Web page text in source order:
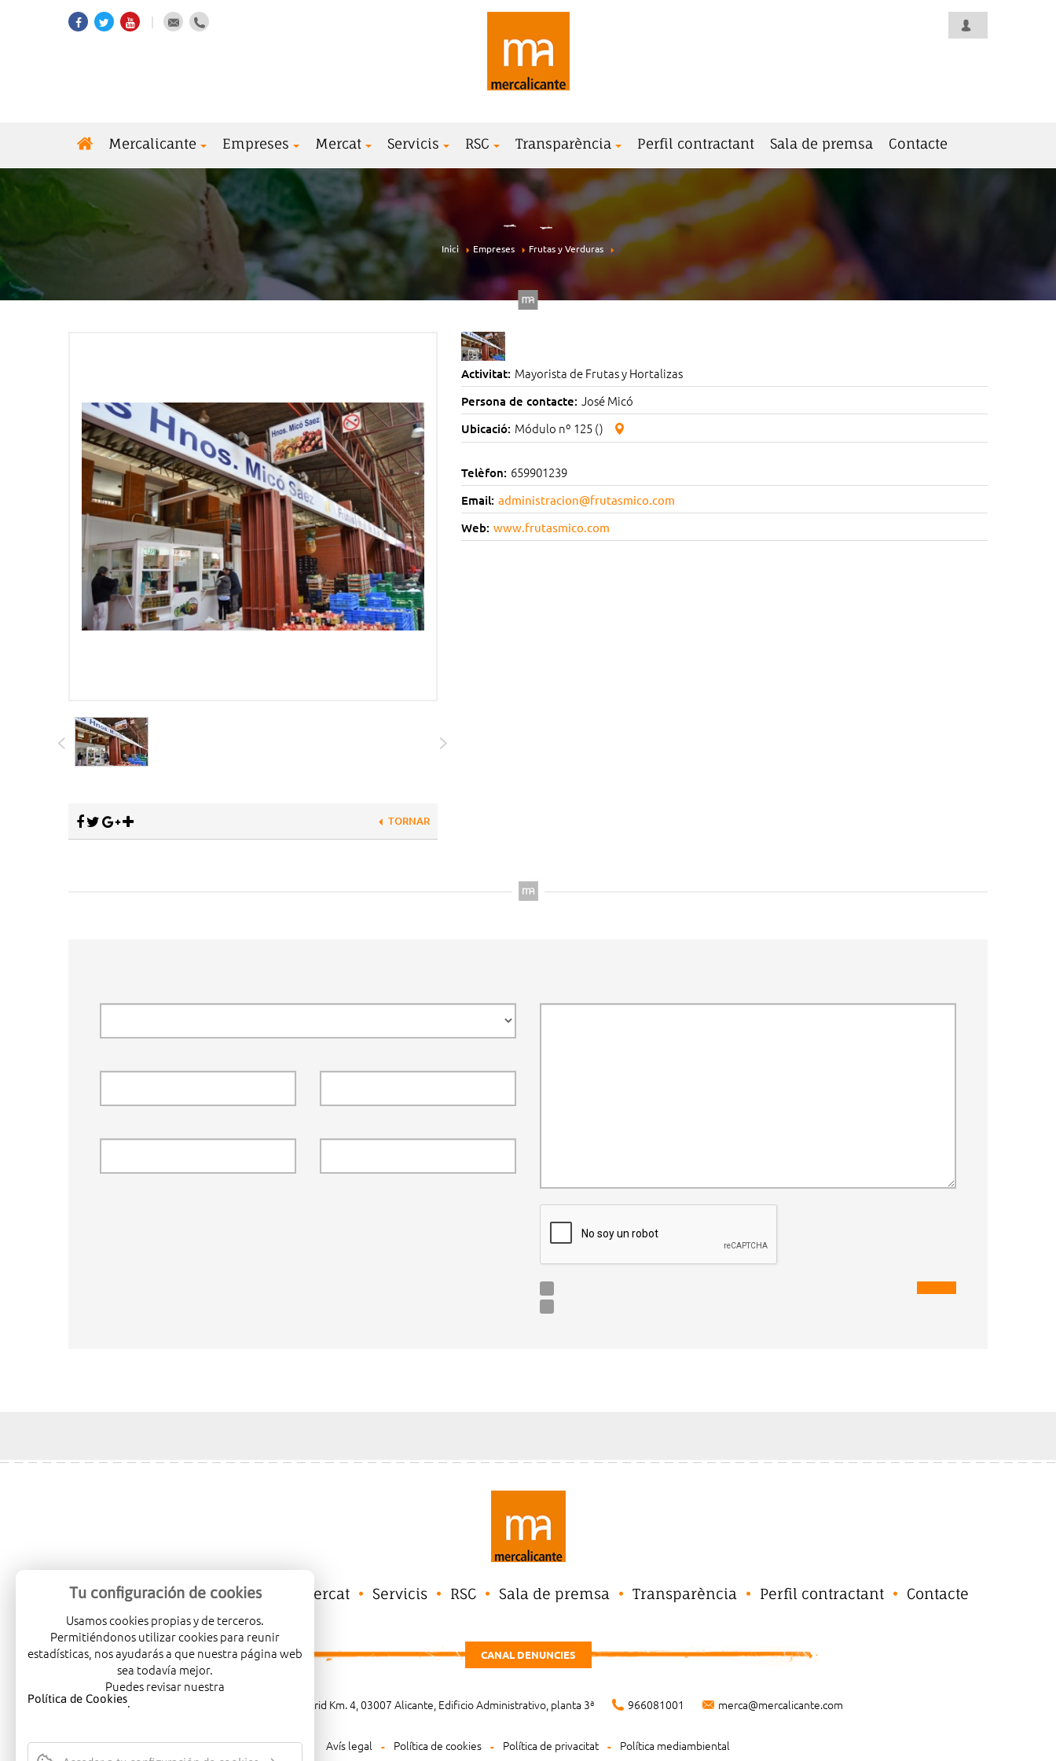
Mercalicante Empreses Mercat Servicis RSC Transparència Perfil contractant Sala de premsa Contacte
Inici Empreses Frutas y Verduras
TORNAR
Activitat: Mayorista de Frutas y Hortalizas
Persona de contacte: José Micó
Ubicació: Módulo nº 125 ()
Telèfon: 659901239
Email: administracion@frutasmico.com
Web: www.frutasmico.com
Mercalicante Empreses Mercat Servicis RSC Sala de premsa Transparència Perfil contractant Contacte
CANAL DENUNCIES
Carretera de Madrid Km. 4, 03007 Alicante, Edificio Administrativo, planta 3ª 966081001 merca@mercalicante.com
Avís legal Política de cookies Política de privacitat Política mediambiental
Tu configuración de cookies
Usamos cookies propias y de terceros.
Permitiéndonos utilizar cookies para reunir
estadísticas, nos ayudarás a que nuestra página web
sea todavía mejor.
Puedes revisar nuestra
Política de Cookies.